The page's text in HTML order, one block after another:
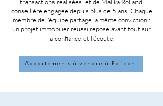
conseillère engagée depuis plus de 5 ans. Chaque
membre de l'équipe partage la même conviction :
un projet immobilier réussi repose avant tout sur
la confiance et l'écoute.
Appartements à vendre à Falicon